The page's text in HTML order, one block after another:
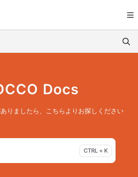
pages before exploring further.
Docs
りましたら、こちらよりお探しください
CTRL + K
search